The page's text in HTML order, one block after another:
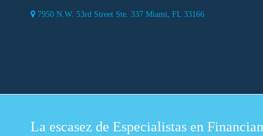
7950 N.W. 53rd Street Ste. 337 Miami, FL 33166
La escasez de Especialistas en